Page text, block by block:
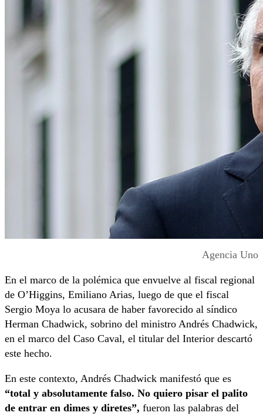
Agencia Uno
En el marco de la polémica que envuelve al fiscal regional
de O’Higgins, Emiliano Arias, luego de que el fiscal
Sergio Moya lo acusara de haber favorecido al síndico
Herman Chadwick, sobrino del ministro Andrés Chadwick,
en el marco del Caso Caval, el titular del Interior descartó
este hecho.
En este contexto, Andrés Chadwick manifestó que es
“total y absolutamente falso. No quiero pisar el palito
de entrar en dimes y diretes”, fueron las palabras del